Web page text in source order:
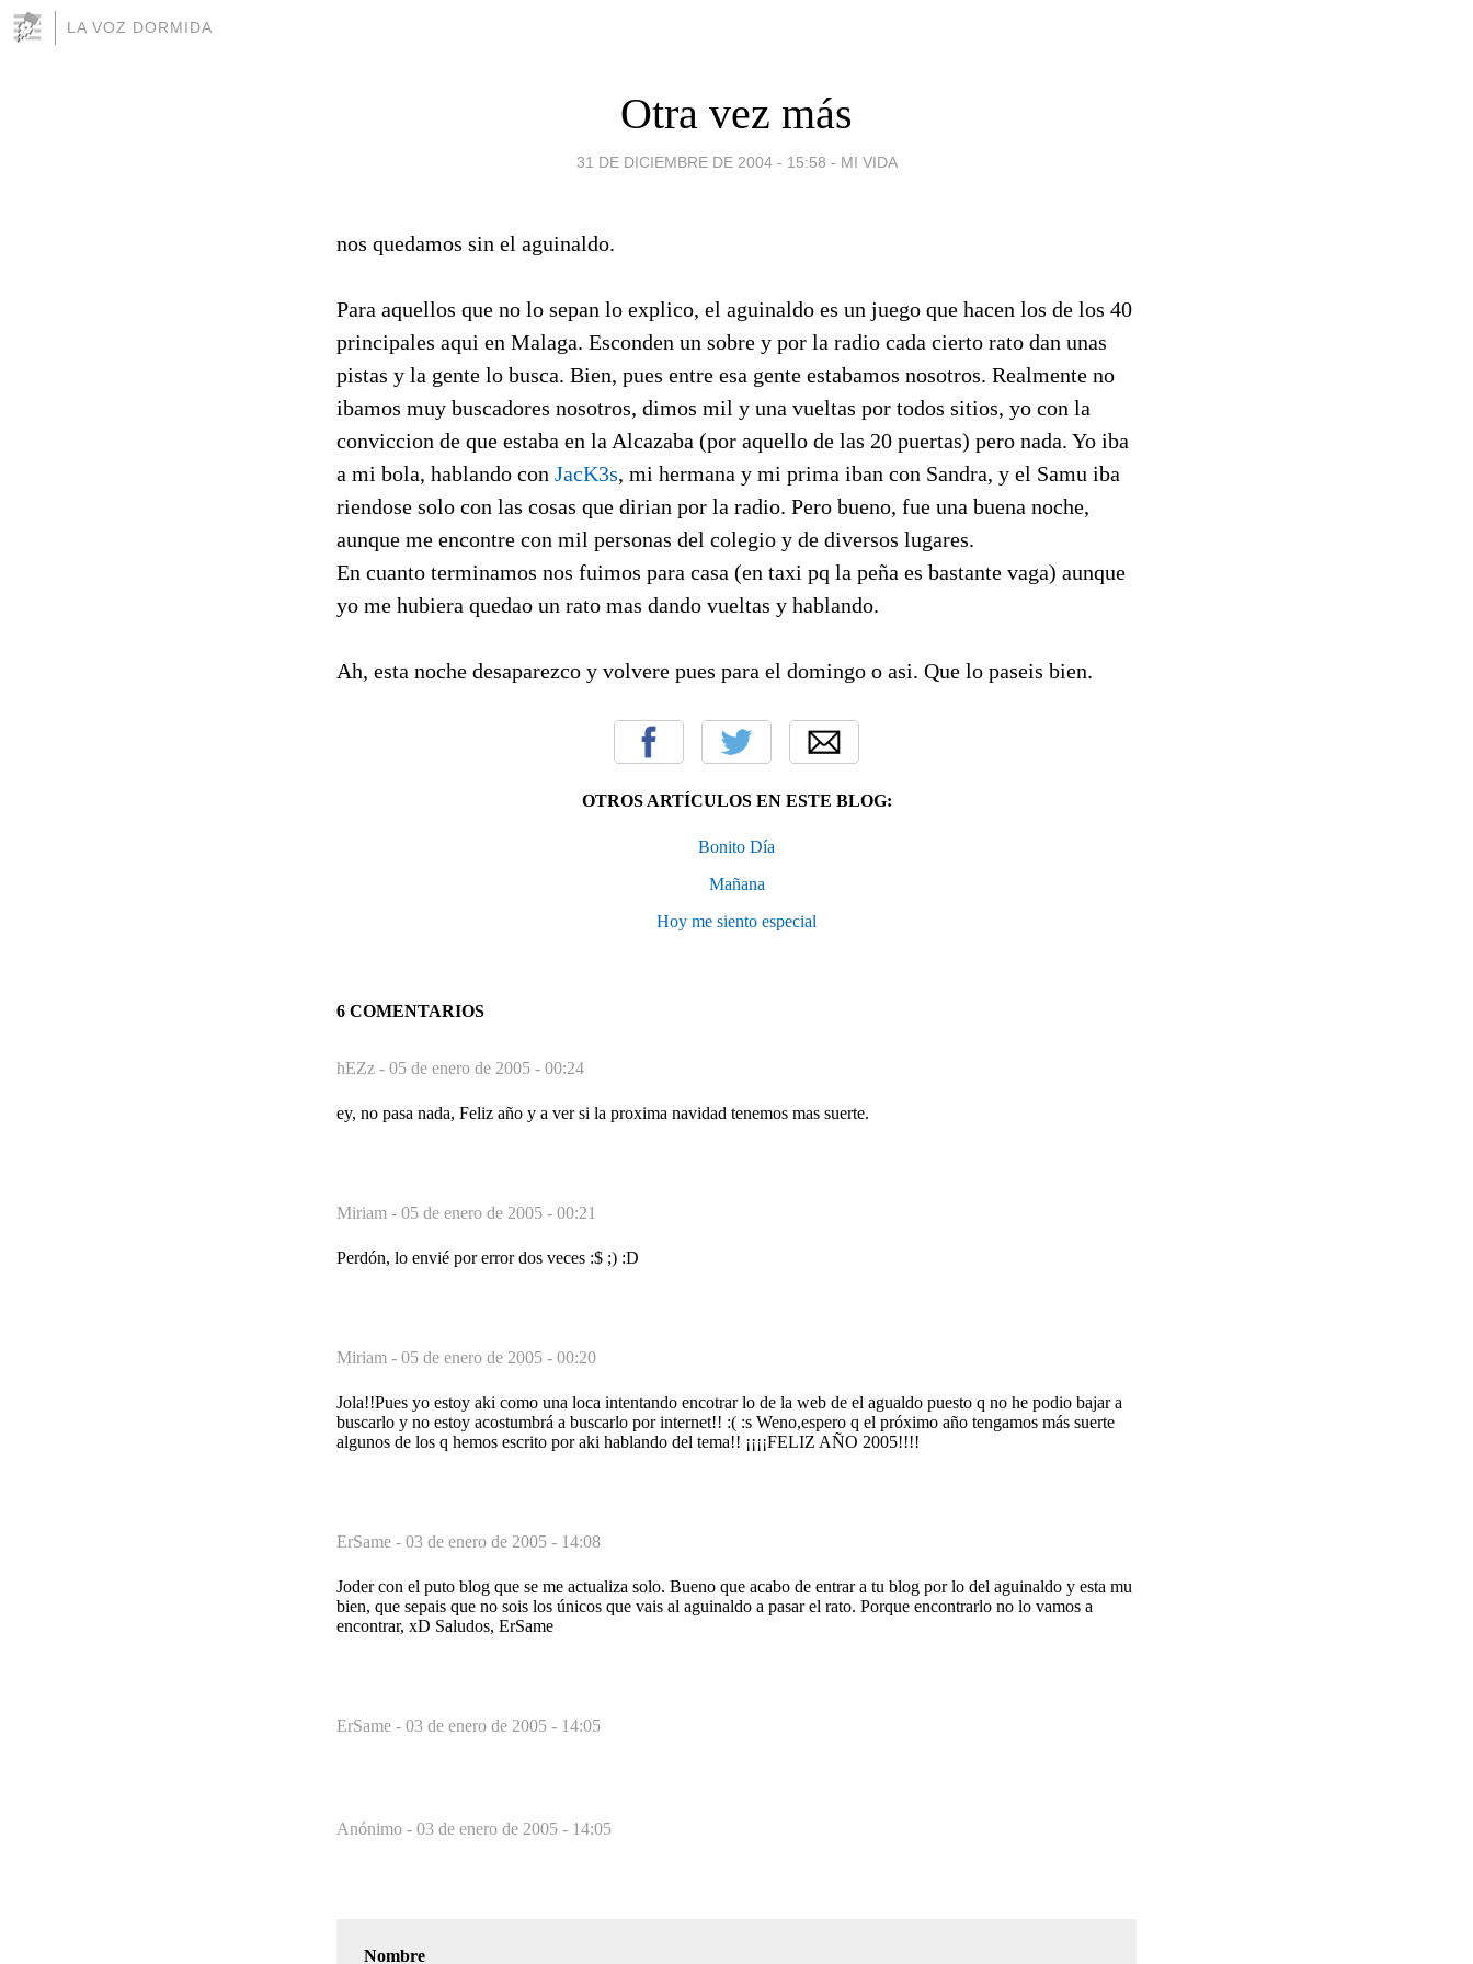
LA VOZ DORMIDA
Otra vez más
31 DE DICIEMBRE DE 2004 - 15:58 - MI VIDA
nos quedamos sin el aguinaldo.
Para aquellos que no lo sepan lo explico, el aguinaldo es un juego que hacen los de los 40
principales aqui en Malaga. Esconden un sobre y por la radio cada cierto rato dan unas
pistas y la gente lo busca. Bien, pues entre esa gente estabamos nosotros. Realmente no
ibamos muy buscadores nosotros, dimos mil y una vueltas por todos sitios, yo con la
conviccion de que estaba en la Alcazaba (por aquello de las 20 puertas) pero nada. Yo iba
a mi bola, hablando con JacK3s, mi hermana y mi prima iban con Sandra, y el Samu iba
riendose solo con las cosas que dirian por la radio. Pero bueno, fue una buena noche,
aunque me encontre con mil personas del colegio y de diversos lugares.
En cuanto terminamos nos fuimos para casa (en taxi pq la peña es bastante vaga) aunque
yo me hubiera quedao un rato mas dando vueltas y hablando.
Ah, esta noche desaparezco y volvere pues para el domingo o asi. Que lo paseis bien.
OTROS ARTÍCULOS EN ESTE BLOG:
Bonito Día
Mañana
Hoy me siento especial
6 COMENTARIOS
hEZz - 05 de enero de 2005 - 00:24
ey, no pasa nada, Feliz año y a ver si la proxima navidad tenemos mas suerte.
Miriam - 05 de enero de 2005 - 00:21
Perdón, lo envié por error dos veces :$ ;) :D
Miriam - 05 de enero de 2005 - 00:20
Jola!!Pues yo estoy aki como una loca intentando encotrar lo de la web de el agualdo puesto q no he podio bajar a
buscarlo y no estoy acostumbrá a buscarlo por internet!! :( :s Weno,espero q el próximo año tengamos más suerte
algunos de los q hemos escrito por aki hablando del tema!! ¡¡¡¡FELIZ AÑO 2005!!!!
ErSame - 03 de enero de 2005 - 14:08
Joder con el puto blog que se me actualiza solo. Bueno que acabo de entrar a tu blog por lo del aguinaldo y esta mu
bien, que sepais que no sois los únicos que vais al aguinaldo a pasar el rato. Porque encontrarlo no lo vamos a
encontrar, xD Saludos, ErSame
ErSame - 03 de enero de 2005 - 14:05
Anónimo - 03 de enero de 2005 - 14:05
Nombre